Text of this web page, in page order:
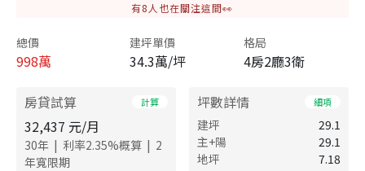
有8 人也在關注這間👀
總價
998萬
建坪單價
34.3萬/坪
格局
4房2廳3衛
房貸試算 計算
32,437 元/月
30年 | 利率2.35%概算 | 2
年寬限期
坪數詳情 細項
建坪
29.1
主+陽
29.1
地坪
7.18